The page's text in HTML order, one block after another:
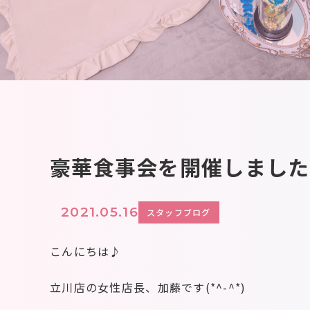
豪華食事会を開催しまし
2021.05.16 スタッフブログ
こんにちは♪
立川店の女性店長、加藤です(*^-^*)